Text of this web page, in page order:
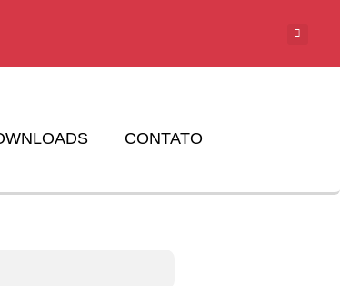
CONTATO